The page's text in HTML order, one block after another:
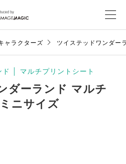
ャラクターズ ツイステッドワンダー
マルチプリントシート
ダーランド マルチ
ニサイズ